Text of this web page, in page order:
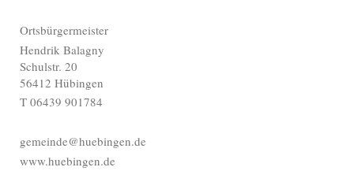
Ortsbürgermeister
Hendrik Balagny
Schulstr. 20
56412 Hübingen
T 06439 901784
gemeinde@huebingen.de
www.huebingen.de